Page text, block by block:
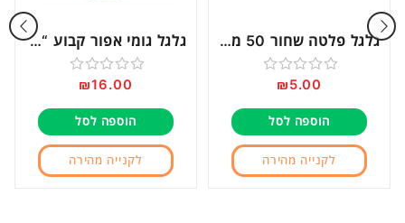
גלגל פלטה שחור 50 מ”מ עם מעצור דגם 15005
דורג
0
5
₪5.00
הוספה לסל
לקנייה מהירה
גלגל גומי אפור קבוע “3 דגם 10207
דורג
0
5
₪16.00
הוספה לסל
לקנייה מהירה